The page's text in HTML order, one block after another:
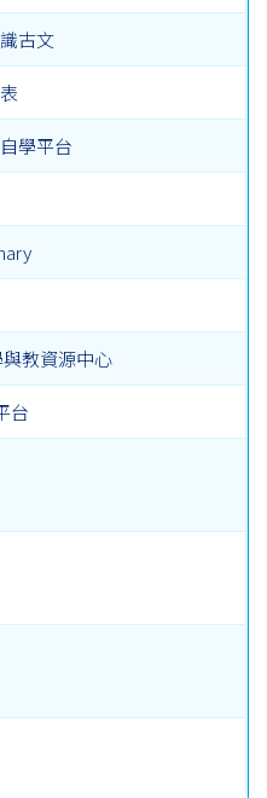
古文
學平台
教資源中心
台